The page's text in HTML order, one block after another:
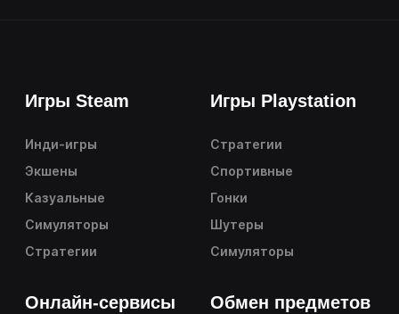
Игры Steam
Инди-игры
Экшены
Казуальные
Симуляторы
Стратегии
Игры Playstation
Стратегии
Спортивные
Гонки
Шутеры
Симуляторы
Онлайн-сервисы Обмен предметов